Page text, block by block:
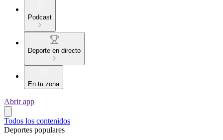
Podcast
Deporte en directo
En tu zona
Abrir app
Todos los contenidos
Deportes populares